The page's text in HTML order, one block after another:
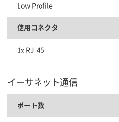
Low Profile
使用コネクタ
1x RJ-45
イーサネット通信
ポート数